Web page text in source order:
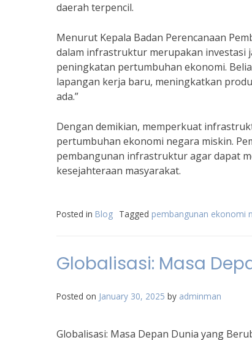
daerah terpencil.
Menurut Kepala Badan Perencanaan
dalam infrastruktur merupakan investasi
peningkatan pertumbuhan ekonomi.
lapangan kerja baru, meningkatkan
ada.”
Dengan demikian, memperkuat
pertumbuhan ekonomi negara miskin.
pembangunan infrastruktur agar dapat
kesejahteraan masyarakat.
Posted in Blog Tagged pembangunan ekonomi
Globalisasi: Masa
Posted on January 30, 2025 by adminman
Globalisasi: Masa Depan Dunia yang